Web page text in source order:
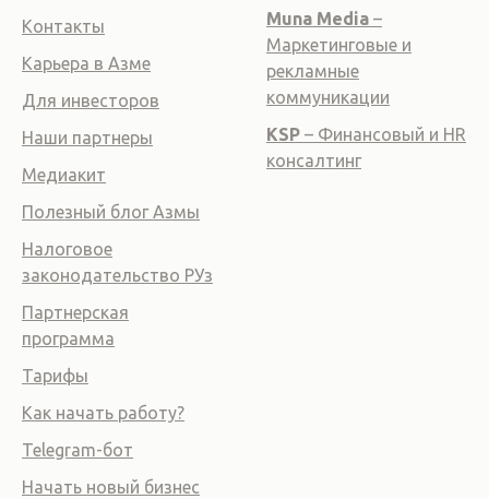
Контакты
Карьера в Азме
Для инвесторов
Наши партнеры
Медиакит
Полезный блог Азмы
Налоговое
законодательство РУз
Партнерская
программа
Тарифы
Как начать работу?
Telegram-бот
Начать новый бизнес
Muna Media –
Маркетинговые и
рекламные
коммуникации
KSP – Финансовый и HR
консалтинг